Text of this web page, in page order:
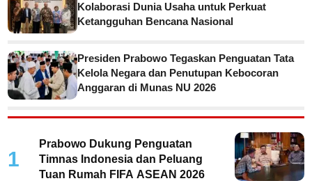
Kolaborasi Dunia Usaha untuk Perkuat
Ketangguhan Bencana Nasional
Presiden Prabowo Tegaskan Penguatan Tata
Kelola Negara dan Penutupan Kebocoran
Anggaran di Munas NU 2026
1
Prabowo Dukung Penguatan
Timnas Indonesia dan Peluang
Tuan Rumah FIFA ASEAN 2026